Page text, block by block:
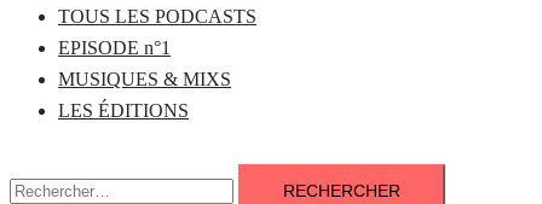
TOUS LES PODCASTS
EPISODE n°1
MUSIQUES & MIXS
LES ÉDITIONS
Rechercher :